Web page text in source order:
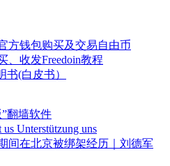
方钱包购买及交易自由币
、收发Freedoin教程
书(白皮书）
翻墙软件
Unterstützung uns
间在北京被绑架经历｜刘德军